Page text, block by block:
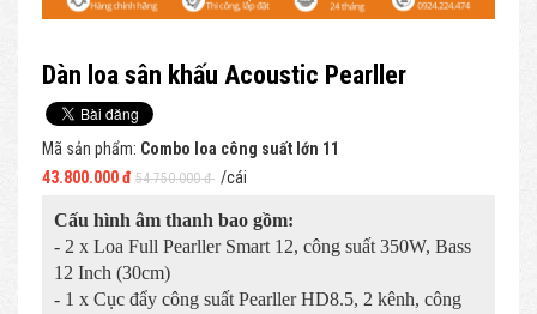
Dàn loa sân khấu Acoustic Pearller
Mã sản phẩm: Combo loa công suất lớn 11
43.800.000 đ 54.750.000 đ /cái
Cấu hình âm thanh bao gồm:
- 2 x Loa Full Pearller Smart 12, công suất 350W, Bass
12 Inch (30cm)
- 1 x Cục đẩy công suất Pearller HD8.5, 2 kênh, công